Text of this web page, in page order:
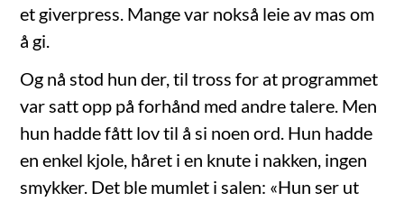
et giverpress. Mange var nokså leie av mas om
å gi.
Og nå stod hun der, til tross for at programmet
var satt opp på forhånd med andre talere. Men
hun hadde fått lov til å si noen ord. Hun hadde
en enkel kjole, håret i en knute i nakken, ingen
smykker. Det ble mumlet i salen: «Hun ser ut